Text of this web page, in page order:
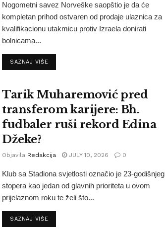
Nogometni savez Norveške saopštio je da će
kompletan prihod ostvaren od prodaje ulaznica za
kvalifikacionu utakmicu protiv Izraela donirati
bolnicama...
SAZNAJ VIŠE
Tarik Muharemović pred
transferom karijere: Bh.
fudbaler ruši rekord Edina
Džeke?
Objavila Redakcija JULY 10, 2026 0
Klub sa Stadiona svjetlosti označio je 23-godišnjeg
stopera kao jedan od glavnih prioriteta u ovom
prijelaznom roku te želi što...
SAZNAJ VIŠE